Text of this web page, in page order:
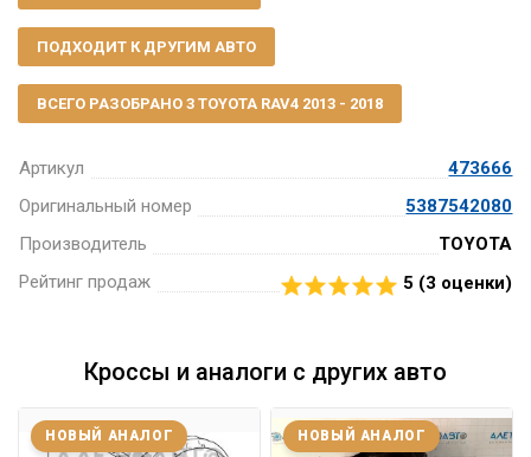
Артикул
473666
Оригинальный номер
5387542080
Производитель
TOYOTA
Рейтинг продаж
5 (3 оценки)
ПОДХОДИТ К ДРУГИМ АВТО
ВСЕГО РАЗОБРАНО 3 TOYOTA RAV4 2013 - 2018
Кроссы и аналоги с других авто
НОВЫЙ АНАЛОГ НОВЫЙ АНАЛОГ